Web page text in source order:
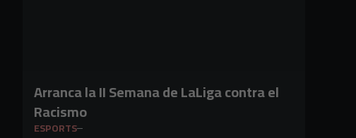
Arranca la II Semana de LaLiga contra el
Racismo
ESPORTS